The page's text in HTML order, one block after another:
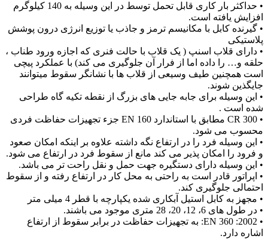
• حداکثر بار کاری قابل تحمل توسط در این وسیله به 140 کیلوگرم
افزایش یافته است.
• گیرنده کابل با مکانیسم ترمز و جاذب یا توزیع انرژی درون پوشش
پلاستیکی
• دارای قلاب اسنپ ( یک قلاب با حالت فنری که اجازه ورود طناب ،
حلقه و… را داده اما از فرار آن جلوگیری می کند) با عملکرد پیچی
است همچنین طیف وسیعی از قلاب ها با نشانگر سقوط میتوانند
جایگذین شوند.
• این وسیله برای جابه جایی های بزرگ از نقطه تکیه گاه طراحی
شده است .
• CR 300 مطابق با استاندارد EN 160 جزء تجهیزات حفاظت فردی
محسوب می شود.
• این وسیله فرد را در ارتفاع نگه داشته علاوه بر اینکه امکان صعود
و فرود را امکان پذیر می کند مانع از سقوط فرد در ارتفاع می شود.
• این وسیله دارای دستگیره جهت حمل و نقل راحت تر می باشد.
• اپراتور قادر است به راحتی به محل کار در ارتفاع رفته و از سقوط
احتمالی جلوگیری کند.
• مجهز به کابل استیل آبکاری شده یکپارچه با قطر 4 میلی متر
• در طول های 6، 12، 20، 28 متری موجود می باشند.
• EN 360 :2002: به تجهیزات حفاظت در برابر سقوط از ارتفاع
اشاره دارد.